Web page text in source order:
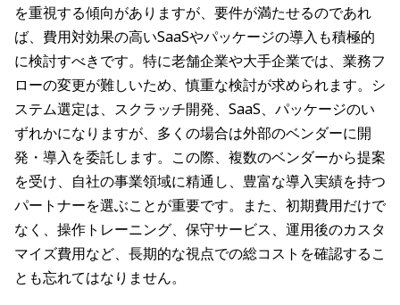
を重視する傾向がありますが、要件が満たせるのであれ
ば、費用対効果の高いSaaSやパッケージの導入も積極的
に検討すべきです。特に老舗企業や大手企業では、業務フ
ローの変更が難しいため、慎重な検討が求められます。シ
ステム選定は、スクラッチ開発、SaaS、パッケージのい
ずれかになりますが、多くの場合は外部のベンダーに開
発・導入を委託します。この際、複数のベンダーから提案
を受け、自社の事業領域に精通し、豊富な導入実績を持つ
パートナーを選ぶことが重要です。また、初期費用だけで
なく、操作トレーニング、保守サービス、運用後のカスタ
マイズ費用など、長期的な視点での総コストを確認するこ
とも忘れてはなりません。